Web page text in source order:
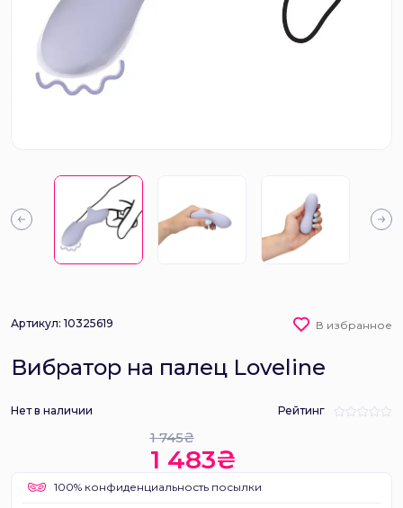
Артикул: 10325619 В избранное
Вибратор на палец Loveline
Нет в наличии Рейтинг
1 745₴
1 483₴
100% конфиденциальность посылки